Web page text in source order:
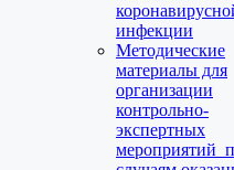
инфекции
Методические
материалы для
организации
контрольно-
экспертных
мероприятий